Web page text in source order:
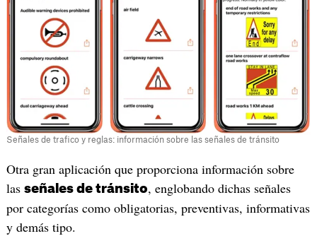
Señales de trafico y reglas: información sobre las señales de tránsito
‎Otra gran aplicación que proporciona información sobre
las señales de tránsito, englobando dichas señales
por categorías como obligatorias, preventivas, informativas
y demás tipo.